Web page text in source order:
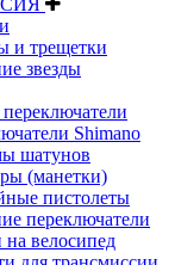
и трещетки
звезды
Shimano
шатунов
(манетки)
пистолеты
переключатели
на велосипед